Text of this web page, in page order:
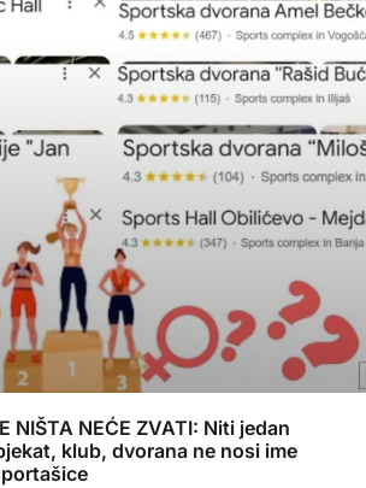
NIŠTA NEĆE ZVATI: Niti jedan
klub, dvorana ne nosi ime